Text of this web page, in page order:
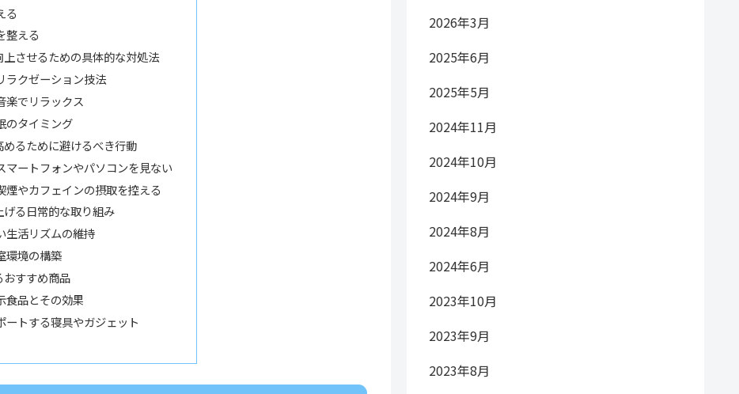
る
整える
させるための具体的な対処法
ラクゼーション技法
楽でリラックス
のタイミング
るために避けるべき行動
マートフォンやパソコンを見ない
煙やカフェインの摂取を控える
る日常的な取り組み
生活リズムの維持
環境の構築
すすめ商品
食品とその効果
ートする寝具やガジェット
2026年3月
2025年6月
2025年5月
2024年11月
2024年10月
2024年9月
2024年8月
2024年6月
2023年10月
2023年9月
2023年8月